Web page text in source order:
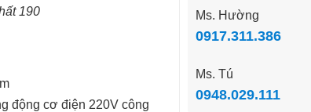
190
động cơ điện 220V công
Ms. Hường
0917.311.386
Ms. Tú
0948.029.111